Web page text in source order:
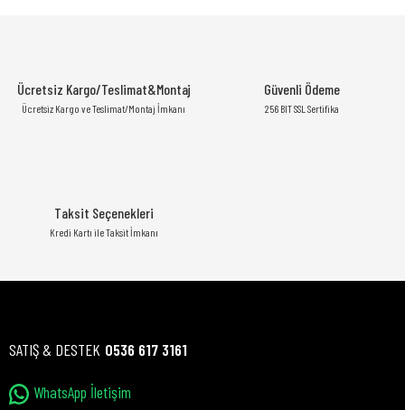
Ücretsiz Kargo/Teslimat&Montaj
Ücretsiz Kargo ve Teslimat/Montaj İmkanı
Güvenli Ödeme
256 BIT SSL Sertifika
Taksit Seçenekleri
Kredi Kartı ile Taksit İmkanı
SATIŞ & DESTEK 0536 617 3161
WhatsApp İletişim